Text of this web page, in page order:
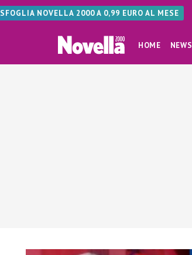
SFOGLIA NOVELLA 2000 A 0,99 EURO AL MESE
HOME NEWS